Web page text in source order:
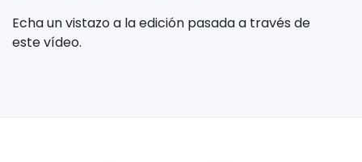
Echa un vistazo a la edición pasada a través de
este vídeo.